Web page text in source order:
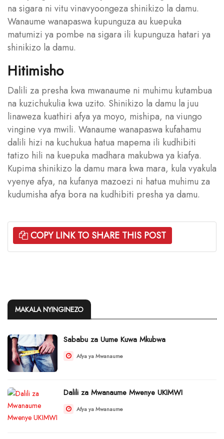
na sigara ni vitu vinavyoongeza shinikizo la damu.
Wanaume wanapaswa kupunguza au kuepuka
matumizi ya pombe na sigara ili kupunguza hatari ya
shinikizo la damu.
Hitimisho
Dalili za presha kwa mwanaume ni muhimu kutambua
na kuzichukulia kwa uzito. Shinikizo la damu la juu
linaweza kuathiri afya ya moyo, mishipa, na viungo
vingine vya mwili. Wanaume wanapaswa kufahamu
dalili hizi na kuchukua hatua mapema ili kudhibiti
tatizo hili na kuepuka madhara makubwa ya kiafya.
Kupima shinikizo la damu mara kwa mara, kula vyakula
vyenye afya, na kufanya mazoezi ni hatua muhimu za
kudumisha afya bora na kudhibiti presha ya damu.
COPY LINK TO SHARE THIS POST
MAKALA NYINGINEZO
Sababu za Uume Kuwa Mkubwa
Afya ya Mwanaume
Dalili za Mwanaume Mwenye UKIMWI
Afya ya Mwanaume